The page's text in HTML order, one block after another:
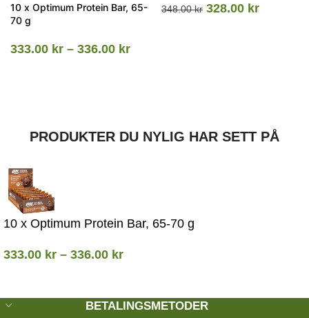
10 x Optimum Protein Bar, 65-
70 g
333.00 kr – 336.00 kr
348.00kr 328.00 kr
PRODUKTER DU NYLIG HAR SETT PÅ
10 x Optimum Protein Bar, 65-70 g
333.00 kr – 336.00 kr
BETALINGSMETODER